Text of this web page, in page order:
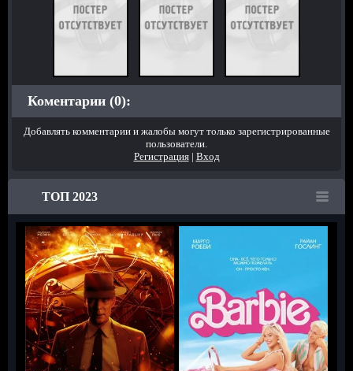
Коментарии (0):
Добавлять комментарии и жалобы могут только зарегистрированные
пользователи.
Регистрация| Вход
ТОП 2023